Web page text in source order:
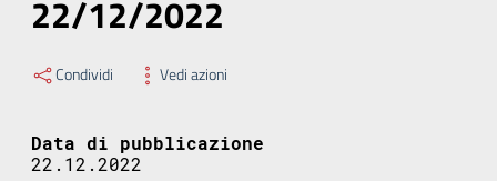
22/12/2022
Condividi Vedi azioni
Data di pubblicazione
22.12.2022